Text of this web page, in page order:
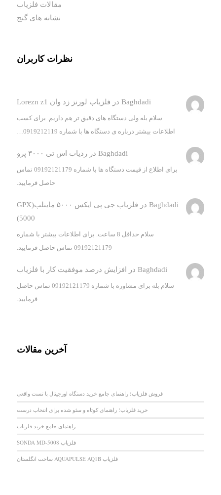
مقالات فلزیاب
نشانه های گنج
نظرات کاربران
Baghdadi در فلزیاب لورنز زد وان Lorezn z1
سلام بله ولی دستگاه های دقیق تر هم داریم. برای کسب
اطلاعات بیشتر درباره ی دستگاه ها با شماره 0919212119…
Baghdadi درردیاب اس تی ۳۰۰۰ پرو
برای اطلاع از قیمت دستگاه ها با شماره 09192121179 تماس
حاصل فرمایید.
Baghdadi در
فلزیاب جی پی ایکس ۵۰۰۰ ماینلب(GPX
5000)
سلام حداقل 8 ساعت. برای اطلاعات بیشتر با شماره
09192121179 تماس حاصل فرمایید.
Baghdadi در افزایش درصد موفقیت کار با فلزیاب
سلام بله برای مشاوره با شماره 09192121179 تماس حاصل
فرمایید.
آخرین مقالات
فروش فلزیاب؛ راهنمای جامع خرید دستگاه اورجینال با تست واقعی
خرید فلزیاب؛ راهنمای کوتاه و سئو شده برای انتخاب درست
راهنمای جامع خرید فلزیاب
فلزیاب SONDA MD-5008
فلزیاب AQUAPULSE AQ1B ساخت انگلستان